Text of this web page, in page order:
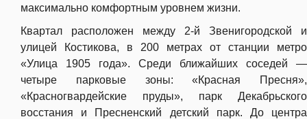
максимально комфортным уровнем жизни.
Квартал расположен между 2-й Звенигородской и
улицей Костикова, в 200 метрах от станции метро
«Улица 1905 года». Среди ближайших соседей —
четыре парковые зоны: «Красная Пресня»,
«Красногвардейские пруды», парк Декабрьского
восстания и Пресненский детский парк. До центра